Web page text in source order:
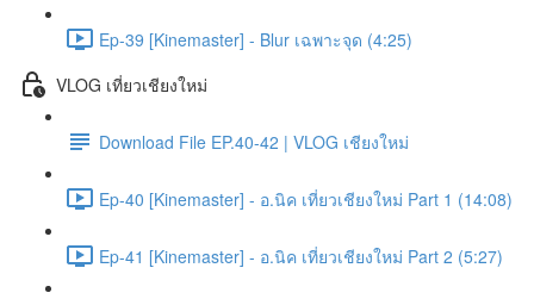
Ep-39 [Kinemaster] - Blur เฉพาะจุด (4:25)
VLOG เที่ยวเชียงใหม่
Download File EP.40-42 | VLOG เชียงใหม่
Ep-40 [Kinemaster] - อ.นิค เที่ยวเชียงใหม่ Part 1 (14:08)
Ep-41 [Kinemaster] - อ.นิค เที่ยวเชียงใหม่ Part 2 (5:27)